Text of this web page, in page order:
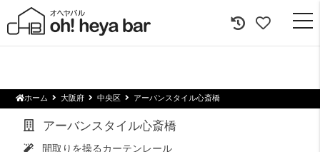
ホーム 大阪府 中央区 アーバンスタイル心斎橋
アーバンスタイル心斎橋
間取りを操るカーテンレール